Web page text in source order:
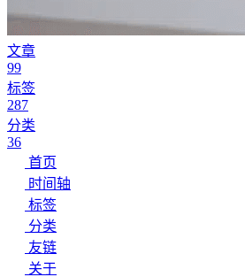
文章
99
标签
287
分类
36
首页
时间轴
标签
分类
友链
关于